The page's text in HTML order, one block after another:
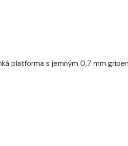
platforma s jemným 0,7 mm